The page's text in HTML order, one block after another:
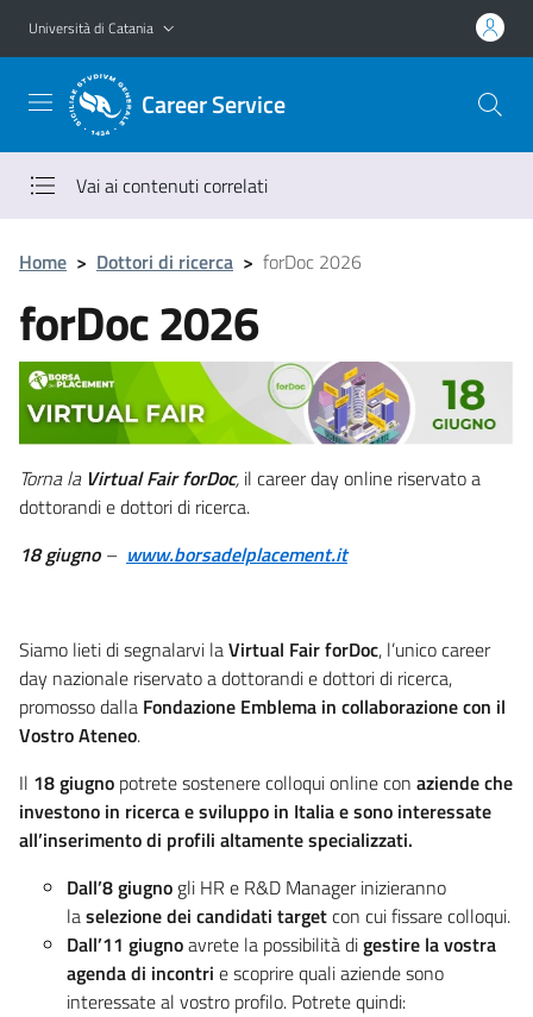
Vai al contenuto principale
Vai al menu di navigazione
Università di Catania
Career Service
Vai ai contenuti correlati
Home > Dottori di ricerca > forDoc 2026
forDoc 2026
Torna la Virtual Fair forDoc, il career day online riservato a
dottorandi e dottori di ricerca.
18 giugno– www.borsadelplacement.it
Siamo lieti di segnalarvi laVirtual FairforDoc, l’unico career
day nazionale riservato a dottorandi e dottori di ricerca,
promosso dalla Fondazione Emblema in collaborazione con il
Vostro Ateneo.
Il 18 giugno potrete sostenere colloqui online con aziende che
investono in ricerca e sviluppo in Italia e sono interessate
all’inserimento di profili altamente specializzati.
Dall’8 giugno gli HR e R&D Manager inizieranno
laselezione dei candidati targetcon cui fissare colloqui.
Dall’11 giugnoavrete la possibilità digestire la vostra
agenda di incontri e scoprire quali aziende sono
interessate al vostro profilo. Potrete quindi: